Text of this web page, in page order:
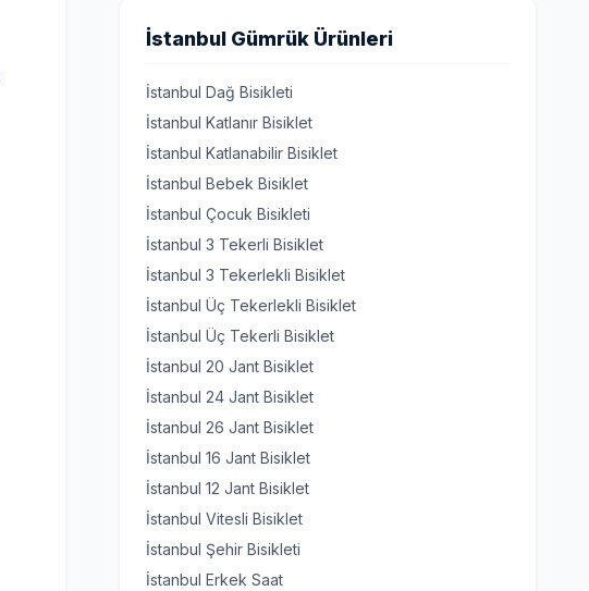
İstanbul Gümrük Ürünleri
İstanbul Dağ Bisikleti
İstanbul Katlanır Bisiklet
İstanbul Katlanabilir Bisiklet
İstanbul Bebek Bisiklet
İstanbul Çocuk Bisikleti
İstanbul 3 Tekerli Bisiklet
İstanbul 3 Tekerlekli Bisiklet
İstanbul Üç Tekerlekli Bisiklet
İstanbul Üç Tekerli Bisiklet
İstanbul 20 Jant Bisiklet
İstanbul 24 Jant Bisiklet
İstanbul 26 Jant Bisiklet
İstanbul 16 Jant Bisiklet
İstanbul 12 Jant Bisiklet
İstanbul Vitesli Bisiklet
İstanbul Şehir Bisikleti
İstanbul Erkek Saat